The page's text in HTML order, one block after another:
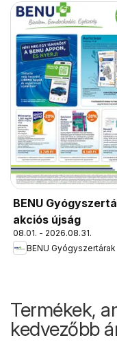
BENU
akciós újság
08.01. - 2026.08.31.
BENU Gyógyszertárak
Termékek,
kedvezőbb